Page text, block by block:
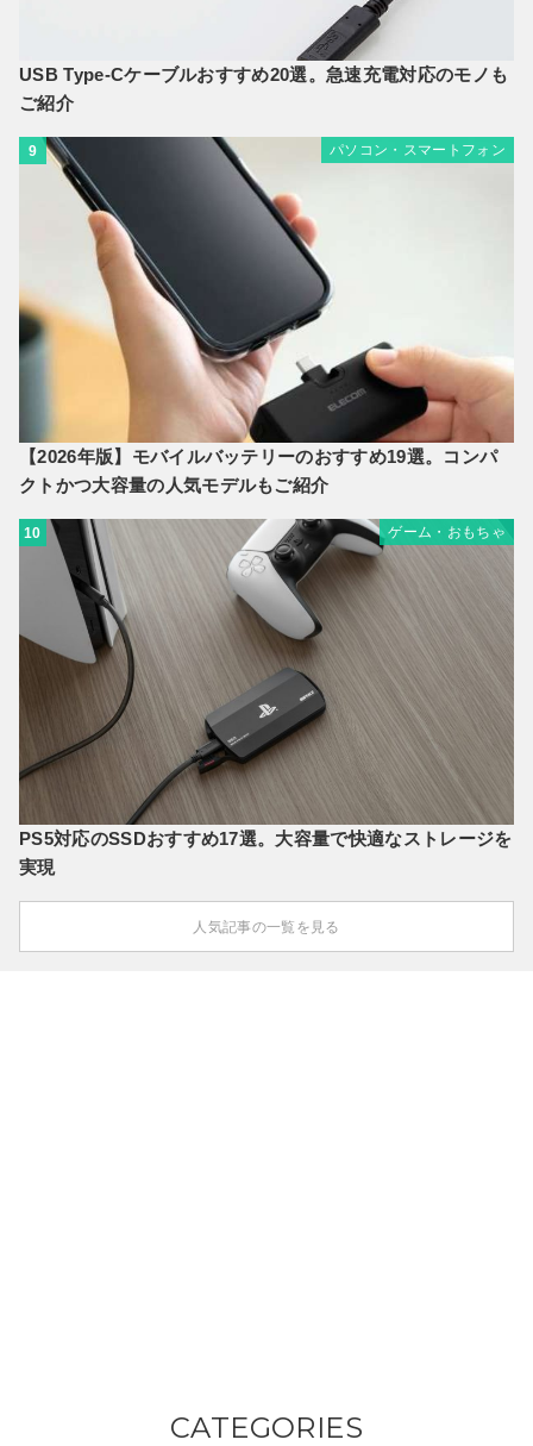
USB Type-Cケーブルおすすめ20選。急速充電対応のモノも
ご紹介
9 パソコン・スマートフォン
【2026年版】モバイルバッテリーのおすすめ19選。コンパ
クトかつ大容量の人気モデルもご紹介
10 ゲーム・おもちゃ
PS5対応のSSDおすすめ17選。大容量で快適なストレージを
実現
人気記事の一覧を見る
CATEGORIES